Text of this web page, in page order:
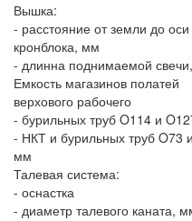
Вышка:
- расстояние от земли до оси
кронблока, мм
- длинна поднимаемой
Емкость магазинов полатей
верхового рабочего
- бурильных труб O114 и
- НКТ и бурильных труб O73
мм
Талевая система:
- оснастка
- диаметр талевого каната,